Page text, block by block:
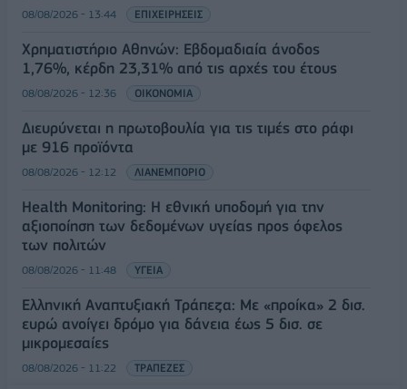
08/08/2026 - 13:44 ΕΠΙΧΕΙΡΗΣΕΙΣ
Χρηματιστήριο Αθηνών: Εβδομαδιαία άνοδος
1,76%, κέρδη 23,31% από τις αρχές του έτους
08/08/2026 - 12:36 ΟΙΚΟΝΟΜΙΑ
Διευρύνεται η πρωτοβουλία για τις τιμές στο ράφι
με 916 προϊόντα
08/08/2026 - 12:12 ΛΙΑΝΕΜΠΟΡΙΟ
Health Monitoring: Η εθνική υποδομή για την
αξιοποίηση των δεδομένων υγείας προς όφελος
των πολιτών
08/08/2026 - 11:48 ΥΓΕΙΑ
Ελληνική Αναπτυξιακή Τράπεζα: Με «προίκα» 2 δισ.
ευρώ ανοίγει δρόμο για δάνεια έως 5 δισ. σε
μικρομεσαίες
08/08/2026 - 11:22 ΤΡΑΠΕΖΕΣ